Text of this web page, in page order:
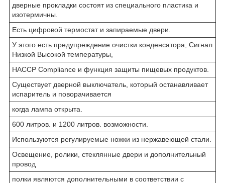
дверные прокладки состоят из специального пластика и
изотермичны.
Есть цифровой термостат и запираемые двери.
У этого есть предупреждение очистки конденсатора, Сигнал
Низкой Высокой температуры,
HACCP Compliance и функция защиты пищевых продуктов.
Существует дверной выключатель, который останавливает
испаритель и поворачивается
когда лампа открыта.
600 литров. и 1200 литров. возможности.
Используются регулируемые ножки из нержавеющей стали.
Освещение, ролики, стеклянные двери и дополнительный
провод
полки являются дополнительными в соответствии с